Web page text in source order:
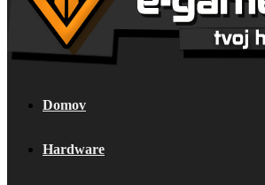
Domov
Hardware